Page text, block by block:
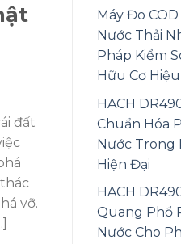
đất
vỡ.
Máy Đo
Nước Thải
Pháp Kiểm
Hữu Cơ
HACH
Chuẩn Hóa
Nước Trong
Hiện Đại
HACH
Quang Phổ
Nước Cho